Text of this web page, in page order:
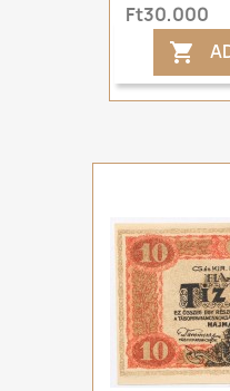
Ft30,000
